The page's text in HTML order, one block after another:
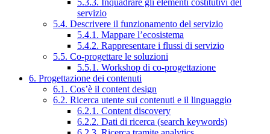
servizio
5.4. Descrivere il funzionamento del servizio
5.4.1. Mappare l’ecosistema
5.4.2. Rappresentare i flussi di servizio
5.5. Co-progettare le soluzioni
5.5.1. Workshop di co-progettazione
6. Progettazione dei contenuti
6.1. Cos’è il content design
6.2. Ricerca utente sui contenuti e il linguaggio
6.2.1. Content discovery
6.2.2. Dati di ricerca (search keywords)